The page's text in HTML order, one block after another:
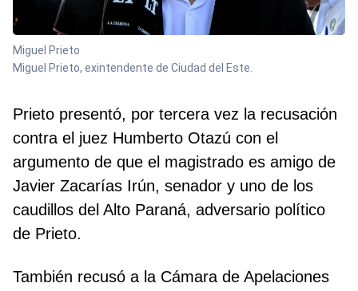
Miguel Prieto
Miguel Prieto, exintendente de Ciudad del Este.
Prieto presentó, por tercera vez la recusación
contra el juez Humberto Otazú con el
argumento de que el magistrado es amigo de
Javier Zacarías Irún, senador y uno de los
caudillos del Alto Paraná, adversario político
de Prieto.
También recusó a la Cámara de Apelaciones